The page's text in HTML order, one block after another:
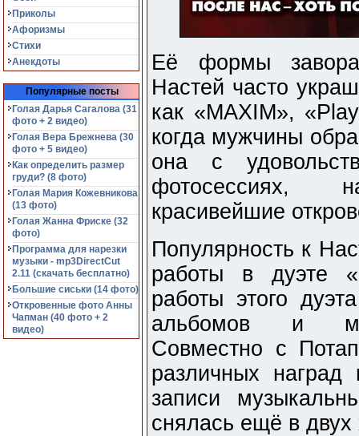
Приколы
Афоризмы
Стихи
Анекдоты
Популярные посты
Голая Дарья Сагалова (31
фото + 2 видео)
Голая Вера Брежнева (30
фото + 5 видео)
Как определить размер
груди? (8 фото)
Голая Мария Кожевникова
(13 фото)
Голая Жанна Фриске (32
фото)
Программа для нарезки
музыки - mp3DirectCut
2.11 (cкачать бесплатно)
Большие сиськи (14 фото)
Откровенные фото Анны
Чапман (40 фото + 2
видео)
Её формы
Настей часто
как «MAXIM»,
когда мужчины
она с
фотосессиях,
красивейшие
Популярность к
работы в дуэте
работы этого
альбомов и
Совместно с
различных
записи
снялась ещё в